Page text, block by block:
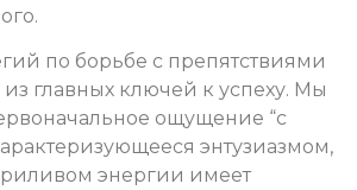
по борьбе с препятствиями
главных ключей к успеху. Мы
ощущение “с
энтузиазмом,
энергии имеет